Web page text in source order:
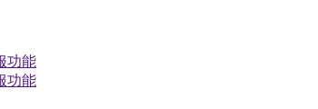
功能
功能